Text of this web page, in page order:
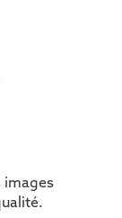
images